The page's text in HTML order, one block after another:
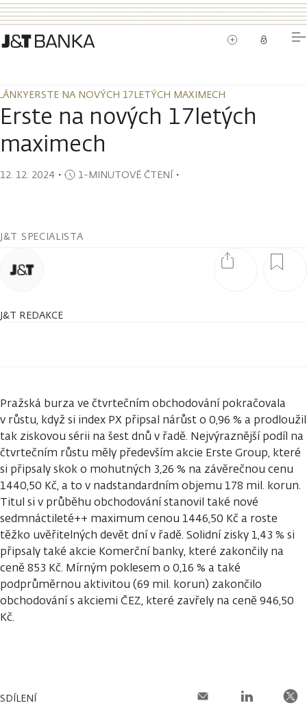
ERSTE NA NOVÝCH 17LETÝCH MAXIMECH
ERSTE NA NOVÝCH 17LETÝCH MAXIMECH
Erste na nových 17letých
maximech
12. 12. 2024 ・ 1-MINUTOVÉ ČTENÍ・
J&T SPECIALISTA
J&T REDAKCE
Pražská burza ve čtvrtečním obchodování pokračovala
v růstu, když si index PX připsal nárůst o 0,96 % a prodloužil
tak ziskovou sérii na šest dnů v řadě. Nejvýraznější podíl na
čtvrtečním růstu měly především akcie Erste Group, které
si připsaly skok o mohutných 3,26 % na závěrečnou cenu
1440,50 Kč, a to v nadstandardním objemu 178 mil. korun.
Titul si v průběhu obchodování stanovil také nové
sedmnáctileté++ maximum cenou 1446,50 Kč a roste
těžko uvěřitelných devět dní v řadě. Solidní zisky 1,43 % si
připsaly také akcie Komerční banky, které zakončily na
ceně 853 Kč. Mírným poklesem o 0,16 % a také
podprůměrnou aktivitou (69 mil. korun) zakončilo
obchodování s akciemi ČEZ, které zavřely na ceně 946,50
Kč.
SDÍLENÍ